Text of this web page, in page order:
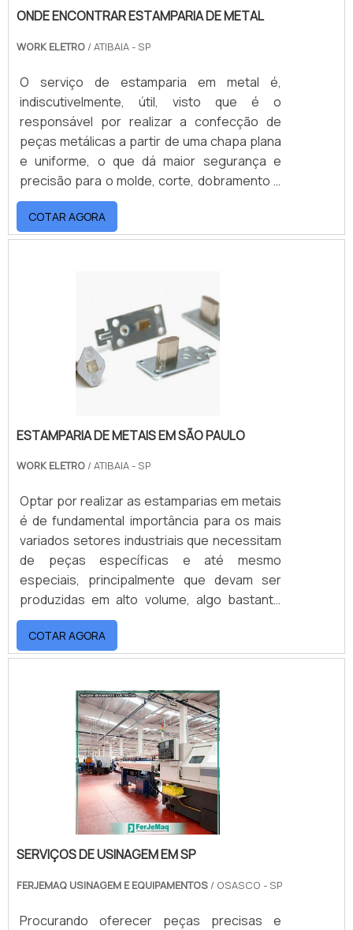
ONDE ENCONTRAR ESTAMPARIA DE METAL
WORK ELETRO / ATIBAIA - SP
O serviço de estamparia em metal é,
indiscutivelmente, útil, visto que é o
responsável por realizar a confecção de
peças metálicas a partir de uma chapa plana
e uniforme, o que dá maior segurança e
precisão para o molde, corte, dobramento e
quaisquer outros trabalhos utilizados na
estampagem, permitindo o melhor
acabamento à peça. ONDE ENCONTRAR
primordial que apenas uma mão de obra
especializada a realize, minimizando os pro.
COTAR AGORA
ESTAMPARIA DE METAIS EM SÃO PAULO
WORK ELETRO / ATIBAIA - SP
Optar por realizar as estamparias em metais
é de fundamental importância para os mais
variados setores industriais que necessitam
de peças específicas e até mesmo
especiais, principalmente que devam ser
produzidas em alto volume, algo bastante
vantajoso para o ramo automotivo, por
exemplo, que necessita de componentes
particulares no cotidiano. MAIS SOBRE
prática, as estamparias são feitas em
chapas metálicas uniformes e planas, o que
proporciona o melhor trab.
COTAR AGORA
SERVIÇOS DE USINAGEM EM SP
FERJEMAQ USINAGEM E EQUIPAMENTOS / OSASCO - SP
Procurando oferecer peças precisas e